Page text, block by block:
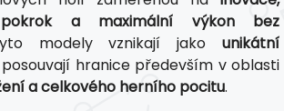
pokrok a maximální výkon bez
modely vznikají jako unikátní
hranice především v oblasti
a celkového herního pocitu.